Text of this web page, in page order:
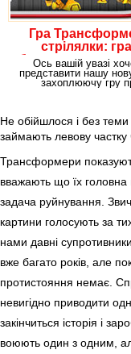
Гра
стрілялки:
безкоштовно
Ось вашій увазі
представити нашу
захоплюючу гру
Не обійшлося і без
займають левову частку
Трансформери
вважають що їх
задача руйнування.
картини голосують за
нами давні
вже багато років, але
протистояння немає.
невигідно приводити
закінчиться історія і
воюють один з одним,